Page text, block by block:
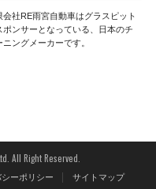
会社RE雨宮自動車はグラスピット
ポンサーとなっている、日本のチ
ニングメーカーです。
All Right Reserved.
ーポリシー サイトマップ